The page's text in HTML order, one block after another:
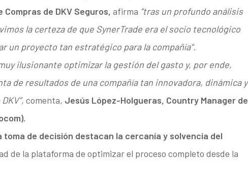
de DKV Seguros, afirma “tras un profundo análisis
la certeza de que SynerTrade era el socio tecnológico
un proyecto tan estratégico para la compañía“.
ilusionante optimizar la gestión del gasto y, por ende,
de resultados de una compañía tan innovadora, dinámica y
comenta, Jesús López-Holgueras, Country Manager de
de decisión destacan la cercanía y solvencia del
de la plataforma de optimizar el proceso completo desde la